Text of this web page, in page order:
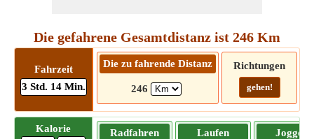
Die gefahrene Gesamtdistanz ist 246 Km
Fahrzeit
3 Std. 14 Min.
Die zu fahrende Distanz
246
Richtungen
gehen!
Kalorie Radfahren Laufen Joggen